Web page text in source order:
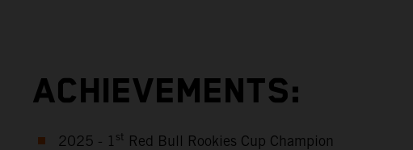
ACHIEVEMENTS:
2025 - 1 st Red Bull Rookies Cup Champion